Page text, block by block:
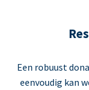
Een robuust
eenvoudig kan